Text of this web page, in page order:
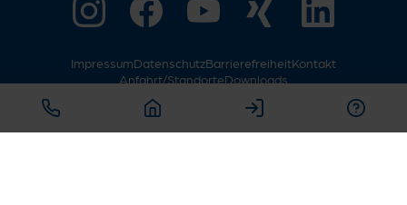
ImpressumDatenschutzBarrierefreiheitKontakt
Anfahrt/StandorteDownloads